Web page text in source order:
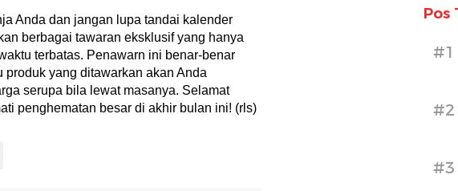
Anda dan jangan lupa tandai kalender
berbagai tawaran eksklusif yang hanya
terbatas. Penawarn ini benar-benar
produk yang ditawarkan akan Anda
serupa bila lewat masanya. Selamat
penghematan besar di akhir bulan ini! (rls)
Pos
#1
#2
#3